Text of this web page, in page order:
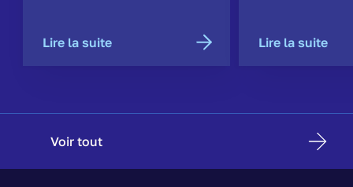
Lire la suite Lire la suite
Voir tout